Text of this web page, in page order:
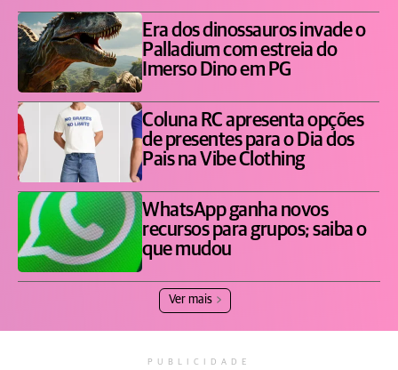
Era dos dinossauros invade o
Palladium com estreia do
Imerso Dino em PG
Coluna RC apresenta opções
de presentes para o Dia dos
Pais na Vibe Clothing
WhatsApp ganha novos
recursos para grupos; saiba o
que mudou
Ver mais
PUBLICIDADE